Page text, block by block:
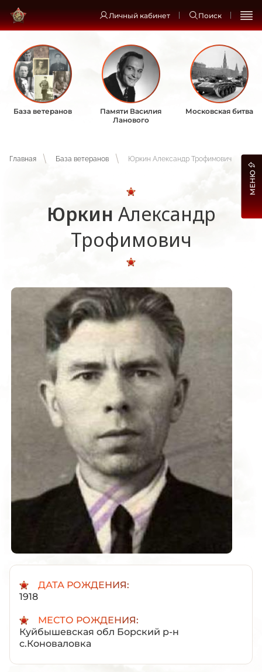
Личный кабинет Поиск
База ветеранов
Памяти Василия
Ланового
Московская битва
Главная База ветеранов Юркин Александр Трофимович
Юркин Александр
Трофимович
ДАТА РОЖДЕНИЯ:
1918
МЕСТО РОЖДЕНИЯ:
Куйбышевская обл Борский р-н
с.Коноваловка
МЕНЮ